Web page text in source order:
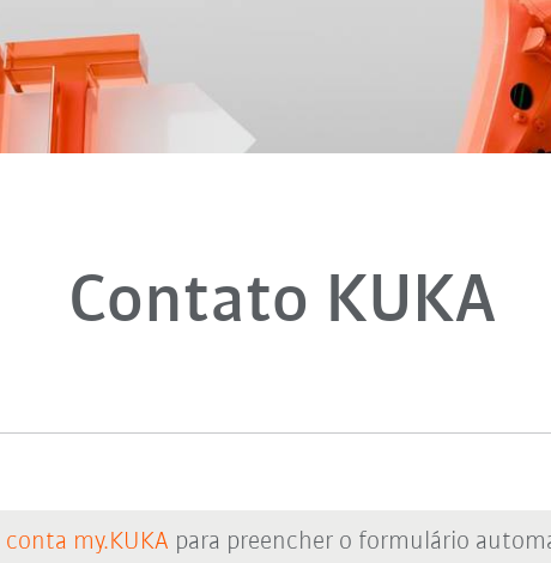
Contato KUKA
conta my.KUKA para preencher o formulário